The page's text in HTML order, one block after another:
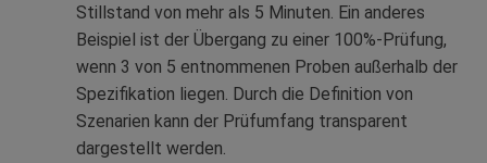
Stillstand von mehr als 5 Minuten. Ein anderes
Beispiel ist der Übergang zu einer 100%-Prüfung,
wenn 3 von 5 entnommenen Proben außerhalb der
Spezifikation liegen. Durch die Definition von
Szenarien kann der Prüfumfang transparent
dargestellt werden.